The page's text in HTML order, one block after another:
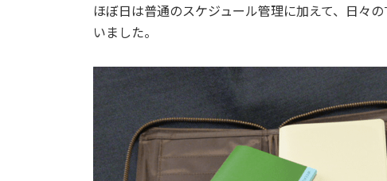
ほぼ日は普通のスケジュール管理に加えて、日々
いました。